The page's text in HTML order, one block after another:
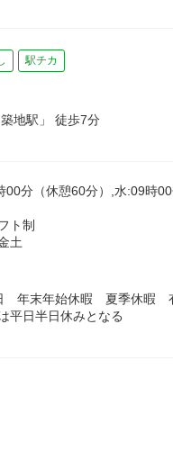
駅チカ
地駅」 徒歩7分
00分（休憩60分）,水:09時
ト制
土
年末年始休暇 夏季休暇
平日半日休みとなる